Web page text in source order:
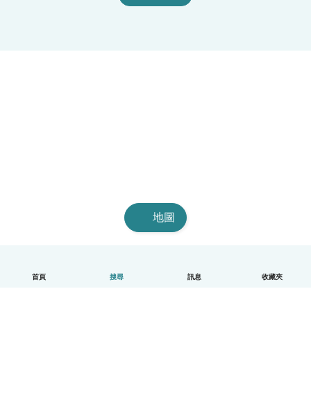
首頁 搜尋 訊息 收藏夾
地圖